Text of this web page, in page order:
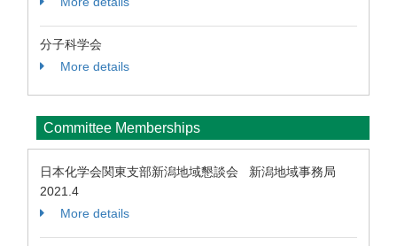
分子科学会
More details
Committee Memberships
日本化学会関東支部新潟地域懇談会 新潟地域事務局
2021.4
More details